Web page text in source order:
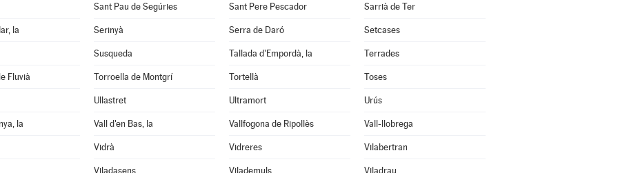
Sant Pau de Segúries Sant Pere Pescador Sarrià de Ter
la Serinyà Serra de Daró Setcases
Susqueda Tallada d'Empordà, la Terrades
Fluvià Torroella de Montgrí Tortellà Toses
Ullastret Ultramort Urús
la Vall d'en Bas, la Vallfogona de Ripollès Vall-llobrega
Vidrà Vidreres Vilabertran
Viladasens Vilademuls Viladrau